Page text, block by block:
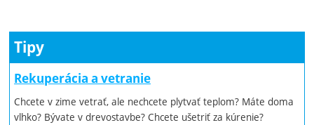
Tipy
Rekuperácia a vetranie
Chcete v zime vetrať, ale nechcete plytvať teplom? Máte doma
vlhko? Bývate v drevostavbe? Chcete ušetriť za kúrenie?